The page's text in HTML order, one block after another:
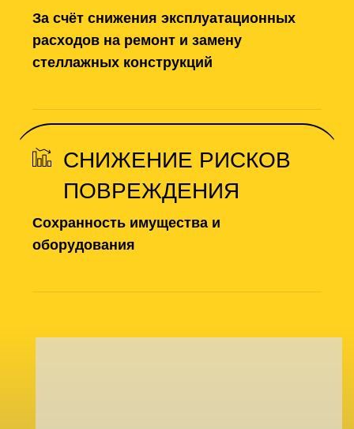
За счёт снижения эксплуатационных
расходов на ремонт и замену
стеллажных конструкций
СНИЖЕНИЕ РИСКОВ
ПОВРЕЖДЕНИЯ
Сохранность имущества и
оборудования